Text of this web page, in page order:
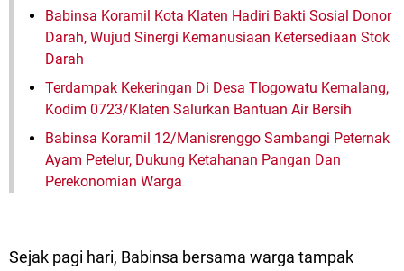
Babinsa Koramil Kota Klaten Hadiri Bakti Sosial Donor
Darah, Wujud Sinergi Kemanusiaan Ketersediaan Stok
Darah
Terdampak Kekeringan Di Desa Tlogowatu Kemalang,
Kodim 0723/Klaten Salurkan Bantuan Air Bersih
Babinsa Koramil 12/Manisrenggo Sambangi Peternak
Ayam Petelur, Dukung Ketahanan Pangan Dan
Perekonomian Warga
Sejak pagi hari, Babinsa bersama warga tampak